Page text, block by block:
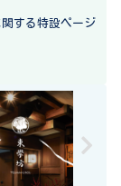
する特設ページ